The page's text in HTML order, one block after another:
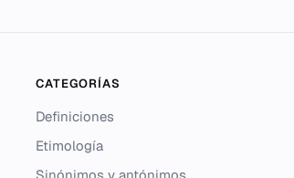
CATEGORÍAS
Definiciones
Etimología